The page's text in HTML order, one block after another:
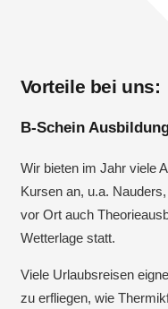
Vorteile bei uns:
B-Schein
Wir bieten im Jahr viele
Kursen an, u.a.
vor Ort auch
Wetterlage statt.
Viele Urlaubsreisen
zu erfliegen, wie